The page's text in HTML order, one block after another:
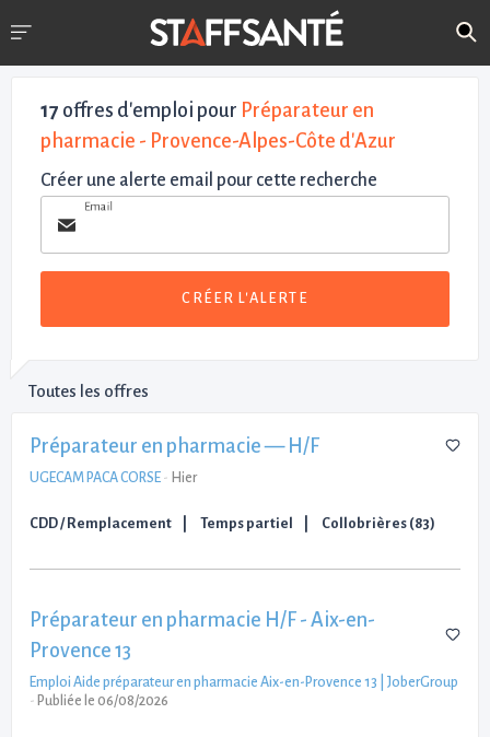
17 offres d'emploi pour Préparateur en
pharmacie - Provence-Alpes-Côte d'Azur
Créer une alerte email pour cette recherche
Email
CRÉER L'ALERTE
Toutes les offres
Préparateur en pharmacie — H/F
UGECAM PACA CORSE - Hier
CDD / Remplacement Temps partiel Collobrières (83)
Préparateur en pharmacie H/F - Aix-en-
Provence 13
Emploi Aide préparateur en pharmacie Aix-en-Provence 13 | JoberGroup
- Publiée le 06/08/2026